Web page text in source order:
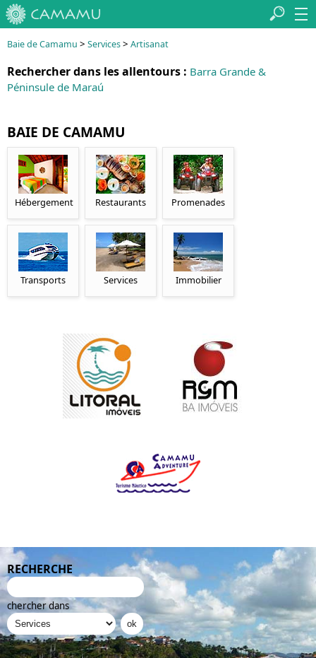
Baie de Camamu > Services> Artisanat
Rechercher dans les allentours : Barra Grande &
Péninsule de Maraú
BAIE DE CAMAMU
Hébergement Restaurants Promenades
Transports Services Immobilier
RECHERCHE
chercher dans